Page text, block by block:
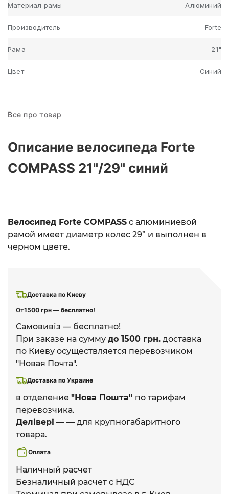
Материал рамы Алюминий
Производитель Forte
Рама 21"
Цвет Синий
Доставка по Киеву
От1500 грн — бесплатно!
Самовивіз — бесплатно!
При заказе на сумму до 1500 грн. доставка
по Киеву осуществляется перевозчиком
"Новая Почта".
Доставка по Украине
в отделение "Нова Пошта" по тарифам
перевозчика.
Делівері — — для крупногабаритного
товара.
Оплата
Наличный расчет
Безналичный расчет с НДС
Все про товар
Описание велосипеда Forte
COMPASS 21"/29" синий
Велосипед Forte COMPASS с алюминиевой
рамой имеет диаметр колес 29” и выполнен в
черном цвете.